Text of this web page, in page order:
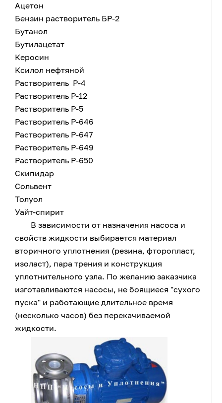
Ацетон
Бензин растворитель БР-2
Бутанол
Бутилацетат
Керосин
Ксилол нефтяной
Растворитель Р-4
Растворитель Р-12
Растворитель Р-5
Растворитель Р-646
Растворитель Р-647
Растворитель Р-649
Растворитель Р-650
Скипидар
Сольвент
Толуол
Уайт-спирит
В зависимости от назначения насоса и
свойств жидкости выбирается материал
вторичного уплотнения (резина, фторопласт,
изоласт), пара трения и конструкция
уплотнительного узла. По желанию заказчика
изготавливаются насосы, не боящиеся "сухого
пуска" и работающие длительное время
(несколько часов) без перекачиваемой
жидкости.